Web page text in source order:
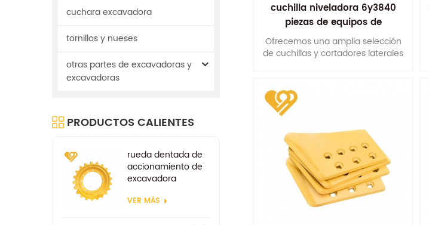
cuchara excavadora
tornillos y nueses
otras partes de excavadoras y
excavadoras
PRODUCTOS CALIENTES
rueda dentada de
accionamiento de
excavadora
de rodaje kobelco
VER MÁS
cuchilla niveladora 6y3840
piezas de equipos de
excavadora piezas de desgaste
de repuesto
Ofrecemos una amplia selección
de cuchillas y cortadores laterales